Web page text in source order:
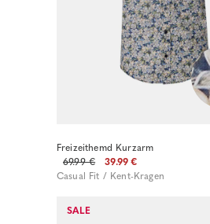
Freizeithemd Kurzarm
69.99 €
39.99 €
Casual Fit / Kent-Kragen
SALE